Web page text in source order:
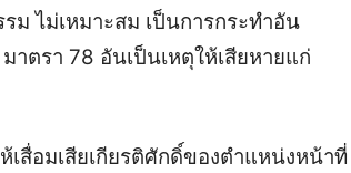
ไม่เหมาะสม เป็นการกระทำอัน
าตรา 78 อันเป็นเหตุให้เสียหายแก่
สื่อมเสียเกียรติศักดิ์ของตำแหน่งหน้าที่